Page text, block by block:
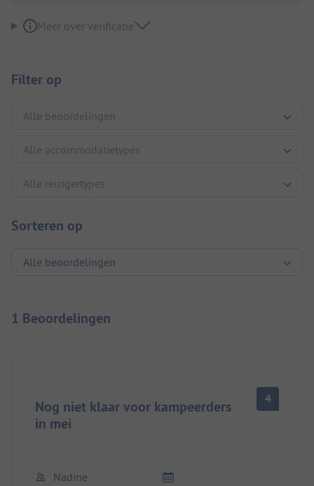
Meer over verificatie
Filter op
Sorteren op
1 Beoordelingen
Nog niet klaar voor kampeerders
in mei
4
Nadine